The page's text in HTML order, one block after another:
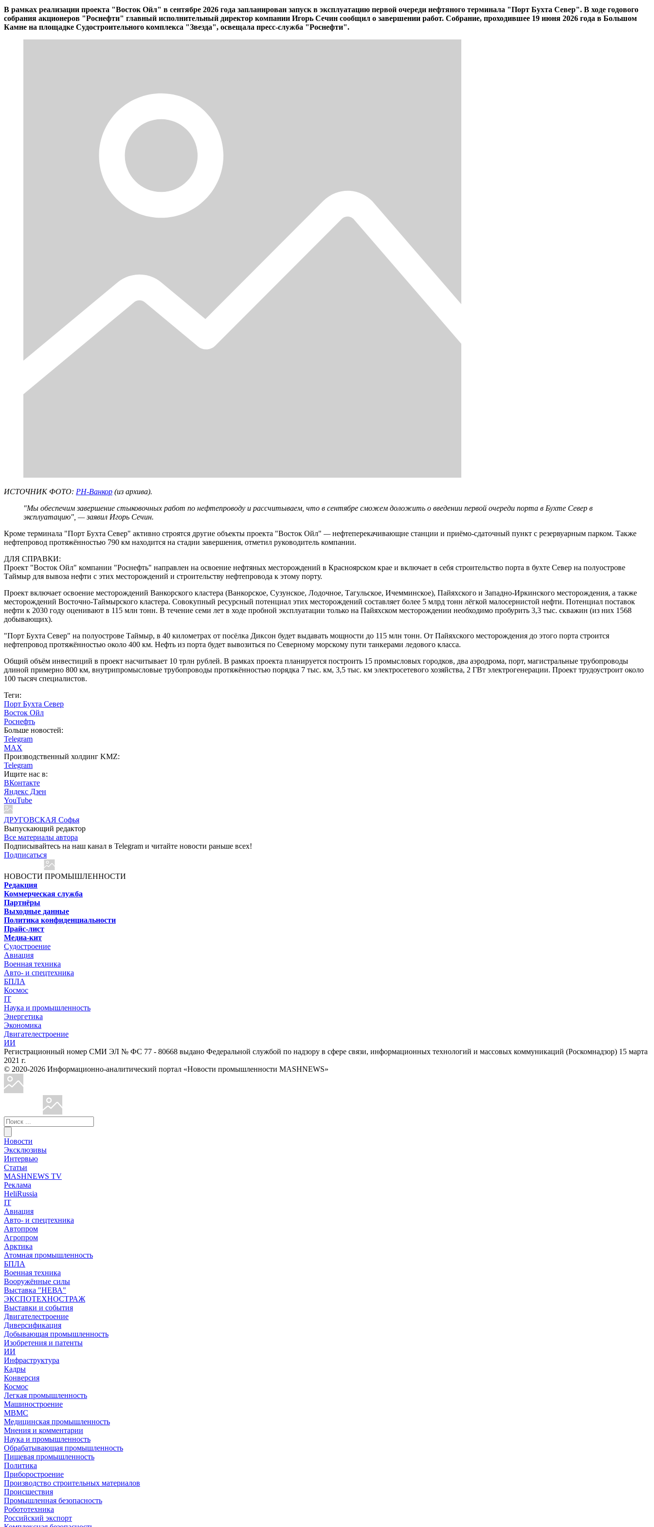
В рамках реализации проекта "Восток Ойл" в сентябре 2026 года запланирован запуск в эксплуатацию первой очереди нефтяного терминала "Порт Бухта Север". В ходе годового
собрания акционеров "Роснефти" главный исполнительный директор компании Игорь Сечин сообщил о завершении работ. Собрание, проходившее 19 июня 2026 года в Большом
Камне на площадке Судостроительного комплекса "Звезда", освещала пресс-служба "Роснефти".
ИСТОЧНИК ФОТО: РН-Ванкор (из архива).
"Мы обеспечим завершение стыковочных работ по нефтепроводу и рассчитываем, что в сентябре сможем доложить о введении первой очереди порта в Бухте Север в
эксплуатацию", — заявил Игорь Сечин.
Кроме терминала "Порт Бухта Север" активно строятся другие объекты проекта "Восток Ойл" —нефтеперекачивающие станции и приёмо-сдаточный пункт с резервуарным парком. Также
нефтепровод протяжённостью 790 км находится на стадии завершения, отметил руководитель компании.
ДЛЯ СПРАВКИ:
Проект "Восток Ойл" компании "Роснефть" направлен на освоение нефтяных месторождений в Красноярском крае и включает в себя строительство порта в бухте Север на полуострове
Таймыр для вывоза нефти с этих месторождений и строительству нефтепровода к этому порту.
Проект включает освоение месторождений Ванкорского кластера (Ванкорское, Сузунское, Лодочное, Тагульское, Ичемминское), Пайяхского и Западно-Иркинского месторождения, а также
месторождений Восточно-Таймырского кластера. Совокупный ресурсный потенциал этих месторождений составляет более 5 млрд тонн лёгкой малосернистой нефти. Потенциал поставок
нефти к 2030 году оценивают в 115 млн тонн. В течение семи лет в ходе пробной эксплуатации только на Пайяхском месторождении необходимо пробурить 3,3 тыс. скважин (из них 1568
добывающих).
"Порт Бухта Север" на полуострове Таймыр, в 40 километрах от посёлка Диксон будет выдавать мощности до 115 млн тонн. От Пайяхского месторождения до этого порта строится
нефтепровод протяжённостью около 400 км. Нефть из порта будет вывозиться по Северному морскому пути танкерами ледового класса.
Общий объём инвестиций в проект насчитывает 10 трлн рублей. В рамках проекта планируется построить 15 промысловых городков, два аэродрома, порт, магистральные трубопроводы
длиной примерно 800 км, внутрипромысловые трубопроводы протяжённостью порядка 7 тыс. км, 3,5 тыс. км электросетевого хозяйства, 2 ГВт электрогенерации. Проект трудоустроит около
100 тысяч специалистов.
Теги:
Порт Бухта Север
Восток Ойл
Роснефть
Больше новостей:
Telegram
MAX
Производственный холдинг KMZ:
Telegram
Ищите нас в:
ВКонтакте
Яндекс Дзен
YouTube
ДРУГОВСКАЯ Софья
Выпускающий редактор
Все материалы автора
Подписывайтесь на наш канал в Telegram и читайте новости раньше всех!
Подписаться
НОВОСТИ ПРОМЫШЛЕННОСТИ
Редакция
Коммерческая служба
Партнёры
Выходные данные
Политика конфиденциальности
Прайс-лист
Медиа-кит
Судостроение
Авиация
Военная техника
Авто- и спецтехника
БПЛА
Космос
IT
Наука и промышленность
Энергетика
Экономика
Двигателестроение
ИИ
Регистрационный номер СМИ ЭЛ № ФС 77 - 80668 выдано Федеральной службой по надзору в сфере связи, информационных технологий и массовых коммуникаций (Роскомнадзор) 15 марта
2021 г.
© 2020-2026 Информационно-аналитический портал «Новости промышленности MASHNEWS»
Новости
Эксклюзивы
Интервью
Статьи
MASHNEWS TV
Реклама
HeliRussia
IT
Авиация
Авто- и спецтехника
Автопром
Агропром
Арктика
Атомная промышленность
БПЛА
Военная техника
Вооружённые силы
Выставка "НЕВА"
ЭКСПОТЕХНОСТРАЖ
Выставки и события
Двигателестроение
Диверсификация
Добывающая промышленность
Изобретения и патенты
ИИ
Инфраструктура
Кадры
Конверсия
Космос
Легкая промышленность
Машиностроение
МВМС
Медицинская промышленность
Мнения и комментарии
Наука и промышленность
Обрабатывающая промышленность
Пищевая промышленность
Политика
Приборостроение
Производство строительных материалов
Происшествия
Промышленная безопасность
Робототехника
Российский экспорт